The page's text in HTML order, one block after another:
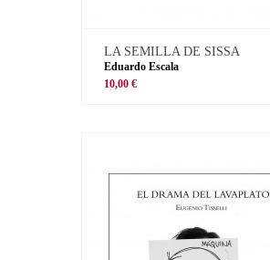
LA SEMILLA DE SISSA
Eduardo Escala
10,00 €